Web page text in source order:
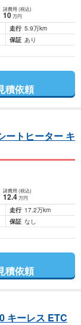
諸費用 (税込)
10 万円
走行 5.9万km
保証 あり
積依頼
ートヒーター キ
諸費用 (税込)
12.4 万円
走行 17.2万km
保証 なし
積依頼
キーレス ETC